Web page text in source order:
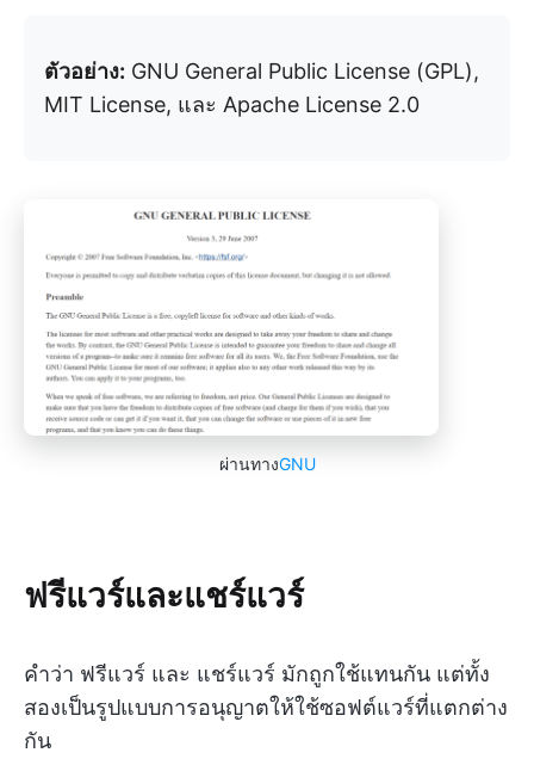
ตัวอย่าง: GNU General Public License (GPL),
MIT License, และ Apache License 2.0
ผ่านทางGNU
ฟรีแวร์และแชร์แวร์
คำว่า ฟรีแวร์ และ แชร์แวร์ มักถูกใช้แทนกัน แต่ทั้ง
สองเป็นรูปแบบการอนุญาตให้ใช้ซอฟต์แวร์ที่แตกต่าง
กัน